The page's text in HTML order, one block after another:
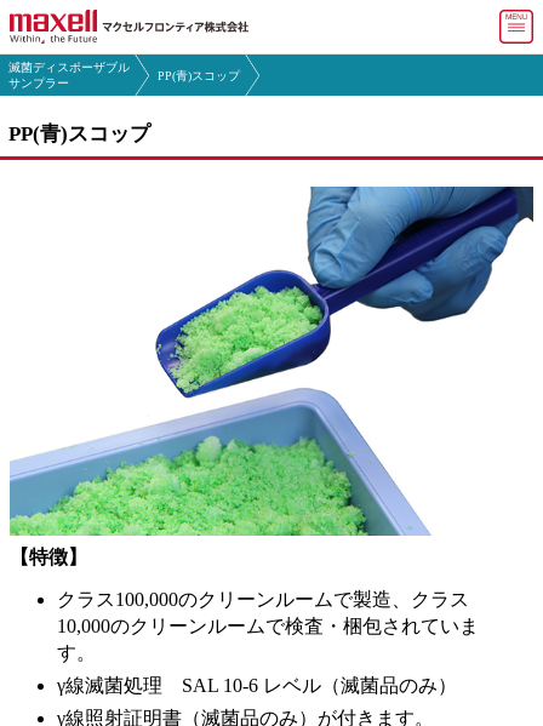
マ
マクセルフロンティア トップ
会社情報
滅菌ディスポーザブル
サンプラー
PP(青)スコップ
PP(青)スコップ
【特徴】
クラス100,000のクリーンルームで製造、クラス
10,000のクリーンルームで検査・梱包されていま
す。
γ線滅菌処理 SAL 10-6 レベル（滅菌品のみ）
γ線照射証明書（滅菌品のみ）が付きます。